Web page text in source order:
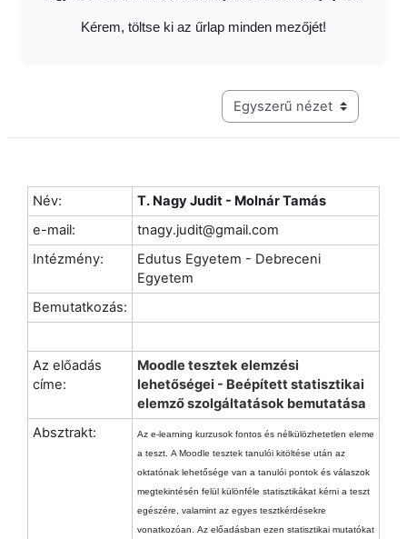
Kérem, töltse ki az űrlap minden mezőjét!
Harmadik szintű navigáció
Név:
T. Nagy Judit - Molnár Tamás
e-mail:
tnagy.judit@gmail.com
Intézmény:
Edutus Egyetem - Debreceni
Egyetem
Bemutatkozás:
Az előadás
címe:
Moodle tesztek elemzési
lehetőségei - Beépített statisztikai
elemző szolgáltatások bemutatása
Absztrakt:
Az e-learning kurzusok fontos és nélkülözhetetlen eleme
a teszt. A Moodle tesztek tanulói kitöltése után az
oktatónak lehetősége van a tanulói pontok és válaszok
megtekintésén felül különféle statisztikákat kérni a teszt
egészére, valamint az egyes tesztkérdésekre
vonatkozóan. Az előadásban ezen statisztikai mutatókat